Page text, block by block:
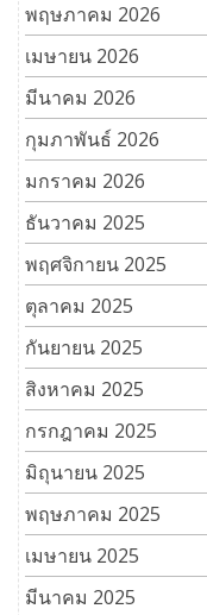
พฤษภาคม 2026
เมษายน 2026
มีนาคม 2026
กุมภาพันธ์ 2026
มกราคม 2026
ธันวาคม 2025
พฤศจิกายน 2025
ตุลาคม 2025
กันยายน 2025
สิงหาคม 2025
กรกฎาคม 2025
มิถุนายน 2025
พฤษภาคม 2025
เมษายน 2025
มีนาคม 2025